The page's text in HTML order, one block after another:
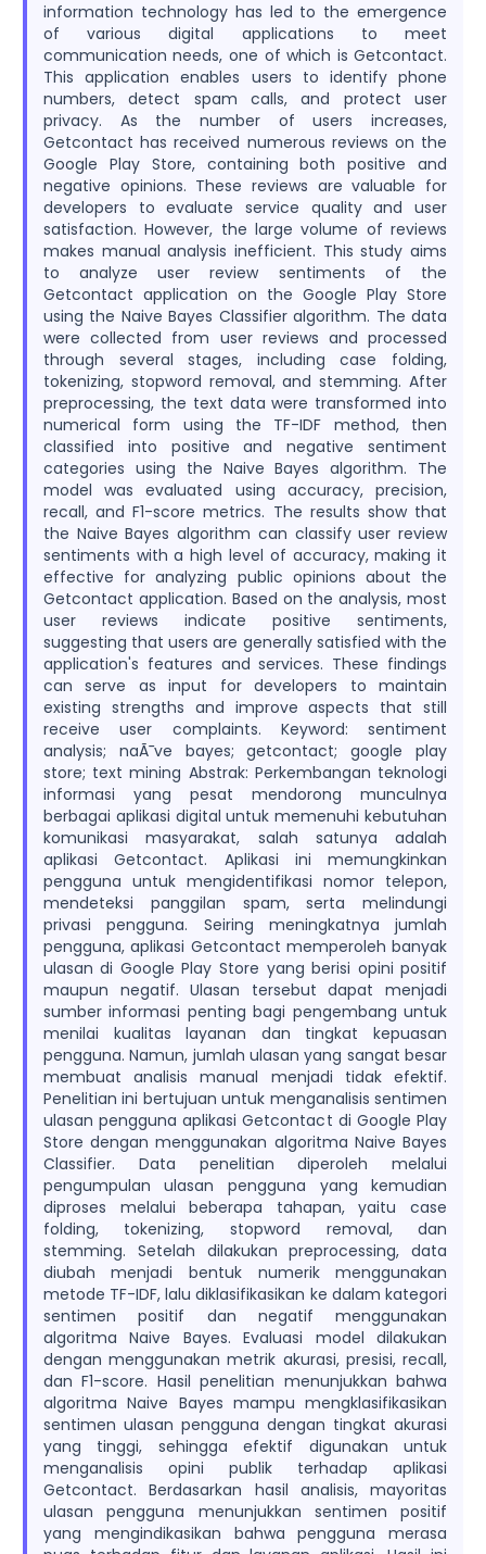
information technology has led to the emergence
of various digital applications to meet
communication needs, one of which is Getcontact.
This application enables users to identify phone
numbers, detect spam calls, and protect user
privacy. As the number of users increases,
Getcontact has received numerous reviews on the
Google Play Store, containing both positive and
negative opinions. These reviews are valuable for
developers to evaluate service quality and user
satisfaction. However, the large volume of reviews
makes manual analysis inefficient. This study aims
to analyze user review sentiments of the
Getcontact application on the Google Play Store
using the Naive Bayes Classifier algorithm. The data
were collected from user reviews and processed
through several stages, including case folding,
tokenizing, stopword removal, and stemming. After
preprocessing, the text data were transformed into
numerical form using the TF-IDF method, then
classified into positive and negative sentiment
categories using the Naive Bayes algorithm. The
model was evaluated using accuracy, precision,
recall, and F1-score metrics. The results show that
the Naive Bayes algorithm can classify user review
sentiments with a high level of accuracy, making it
effective for analyzing public opinions about the
Getcontact application. Based on the analysis, most
user reviews indicate positive sentiments,
suggesting that users are generally satisfied with the
application's features and services. These findings
can serve as input for developers to maintain
existing strengths and improve aspects that still
receive user complaints. Keyword: sentiment
analysis; naÃ¯ve bayes; getcontact; google play
store; text mining Abstrak: Perkembangan teknologi
informasi yang pesat mendorong munculnya
berbagai aplikasi digital untuk memenuhi kebutuhan
komunikasi masyarakat, salah satunya adalah
aplikasi Getcontact. Aplikasi ini memungkinkan
pengguna untuk mengidentifikasi nomor telepon,
mendeteksi panggilan spam, serta melindungi
privasi pengguna. Seiring meningkatnya jumlah
pengguna, aplikasi Getcontact memperoleh banyak
ulasan di Google Play Store yang berisi opini positif
maupun negatif. Ulasan tersebut dapat menjadi
sumber informasi penting bagi pengembang untuk
menilai kualitas layanan dan tingkat kepuasan
pengguna. Namun, jumlah ulasan yang sangat besar
membuat analisis manual menjadi tidak efektif.
Penelitian ini bertujuan untuk menganalisis sentimen
ulasan pengguna aplikasi Getcontact di Google Play
Store dengan menggunakan algoritma Naive Bayes
Classifier. Data penelitian diperoleh melalui
pengumpulan ulasan pengguna yang kemudian
diproses melalui beberapa tahapan, yaitu case
folding, tokenizing, stopword removal, dan
stemming. Setelah dilakukan preprocessing, data
diubah menjadi bentuk numerik menggunakan
metode TF-IDF, lalu diklasifikasikan ke dalam kategori
sentimen positif dan negatif menggunakan
algoritma Naive Bayes. Evaluasi model dilakukan
dengan menggunakan metrik akurasi, presisi, recall,
dan F1-score. Hasil penelitian menunjukkan bahwa
algoritma Naive Bayes mampu mengklasifikasikan
sentimen ulasan pengguna dengan tingkat akurasi
yang tinggi, sehingga efektif digunakan untuk
menganalisis opini publik terhadap aplikasi
Getcontact. Berdasarkan hasil analisis, mayoritas
ulasan pengguna menunjukkan sentimen positif
yang mengindikasikan bahwa pengguna merasa